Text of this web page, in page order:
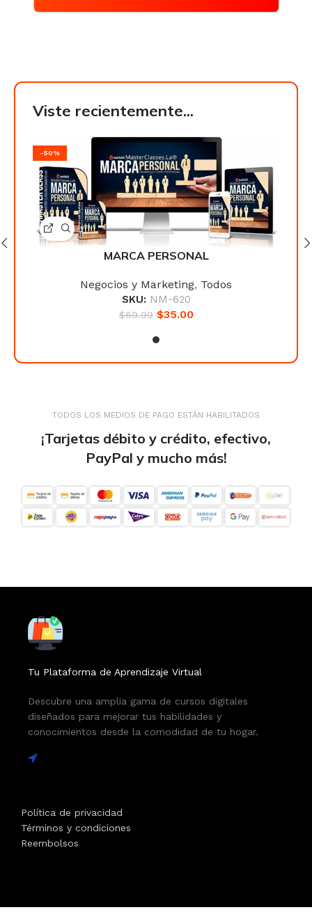
Viste recientemente...
-50%
MARCA PERSONAL
Negocios y Marketing, Todos
SKU: NM-620
$69.99 $35.00
TODOS LOS MEDIOS DE PAGO ESTÁN HABILITADOS
¡Tarjetas débito y crédito, efectivo,
PayPal y mucho más!
Tu Plataforma de Aprendizaje Virtual
Descubre una amplia gama de cursos digitales
diseñados para mejorar tus habilidades y
conocimientos desde la comodidad de tu hogar.
Política de privacidad
Términos y condiciones
Reembolsos